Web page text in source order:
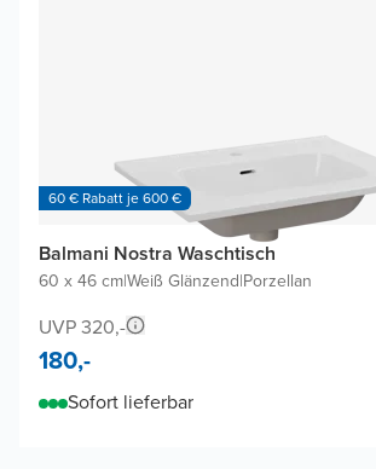
60 € Rabatt je 600 €
Balmani Nostra Waschtisch
60 x 46 cm|Weiß Glänzend|Porzellan
UVP 320,-
180,-
Sofort lieferbar